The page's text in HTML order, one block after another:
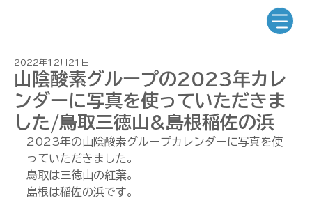
山陰酸素グループの2023年カレ
ンダーに写真を使っていただきま
した/鳥取三徳山&島根稲佐の浜
2022年12月21日
2023年の山陰酸素グループカレンダーに写真を使
っていただきました。
鳥取は三徳山の紅葉。
島根は稲佐の浜です。